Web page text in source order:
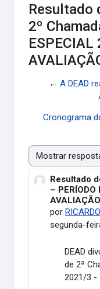
Resultado
2º
← A DEAD
Cronograma
Modo de
Resultado
–
por
segunda-
Número de
DEAD
de 2ª
2021/3 -